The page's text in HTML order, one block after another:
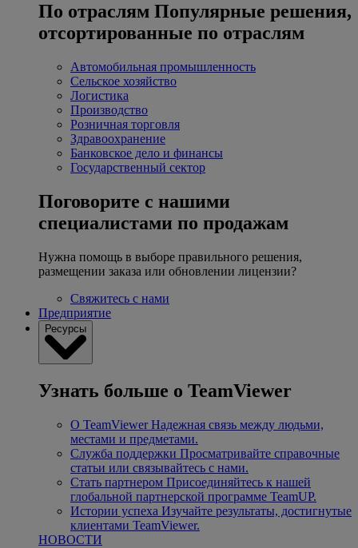
По отраслям Популярные решения,
отсортированные по отраслям
Автомобильная промышленность
Сельское хозяйство
Логистика
Производство
Розничная торговля
Здравоохранение
Банковское дело и финансы
Государственный сектор
Поговорите с нашими
специалистами по продажам
Нужна помощь в выборе правильного решения,
размещении заказа или обновлении лицензии?
Свяжитесь с нами
Предприятие
Ресурсы
Узнать больше о TeamViewer
О TeamViewer Надежная связь между людьми,
местами и предметами.
Служба поддержки Просматривайте справочные
статьи или связывайтесь с нами.
Стать партнером Присоединяйтесь к нашей
глобальной партнерской программе TeamUP.
Истории успеха Изучайте результаты, достигнутые
клиентами TeamViewer.
НОВОСТИ